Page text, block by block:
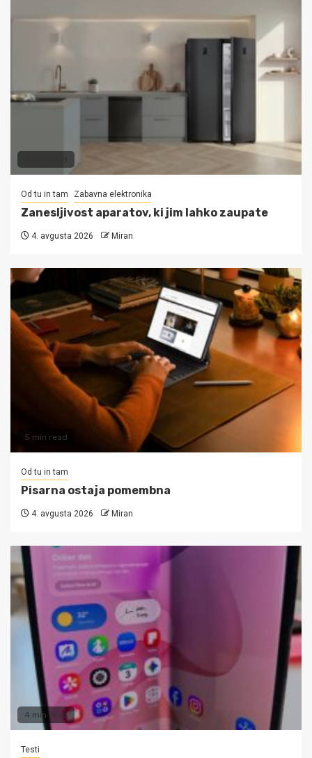
Od tu in tam Zabavna elektronika
Zanesljivost aparatov, ki jim lahko zaupate
4. avgusta 2026 Miran
5 min read
Od tu in tam
Pisarna ostaja pomembna
4. avgusta 2026 Miran
4 min read
Testi